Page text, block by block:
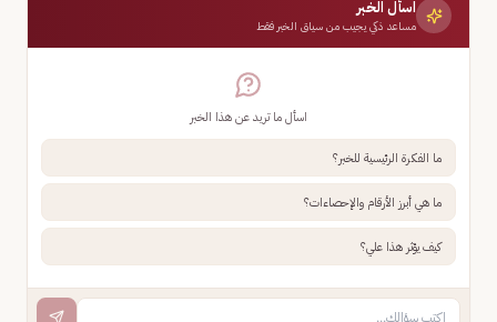
اسأل الخبر
مساعد ذكي يجيب من سياق الخبر فقط
اسأل ما تريد عن هذا الخبر
ما الفكرة الرئيسية للخبر؟
ما هي أبرز الأرقام والإحصاءات؟
كيف يؤثر هذا علي؟